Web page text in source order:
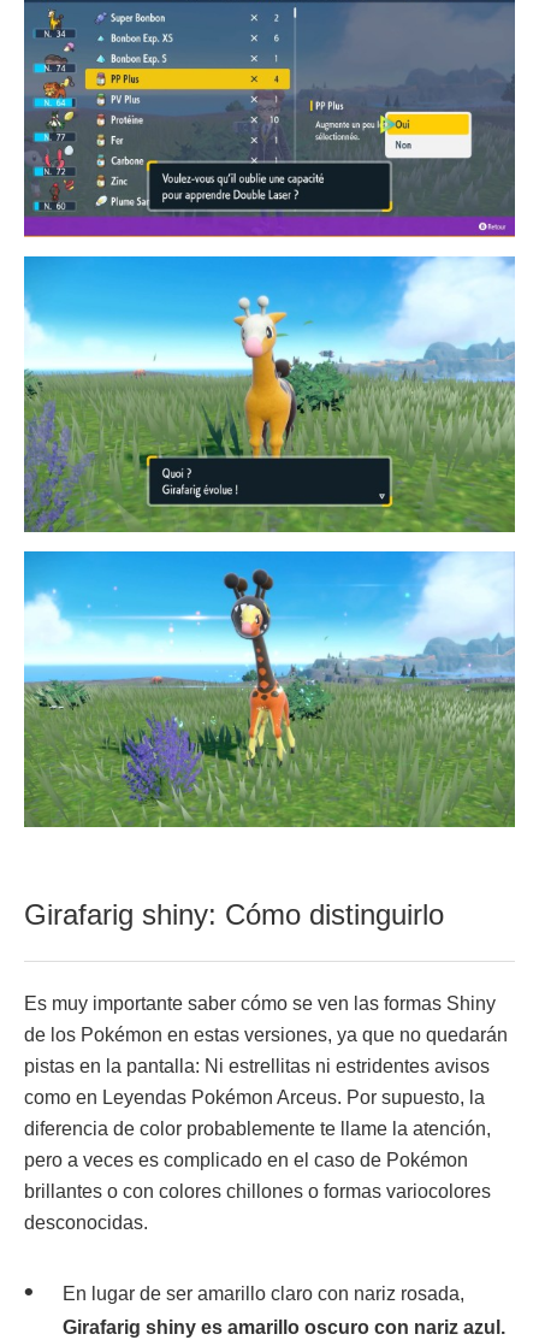
Girafarig shiny: Cómo distinguirlo
Es muy importante saber cómo se ven las formas Shiny
de los Pokémon en estas versiones, ya que no quedarán
pistas en la pantalla: Ni estrellitas ni estridentes avisos
como en Leyendas Pokémon Arceus. Por supuesto, la
diferencia de color probablemente te llame la atención,
pero a veces es complicado en el caso de Pokémon
brillantes o con colores chillones o formas variocolores
desconocidas.
En lugar de ser amarillo claro con nariz rosada,
Girafarig shiny es amarillo oscuro con nariz azul.